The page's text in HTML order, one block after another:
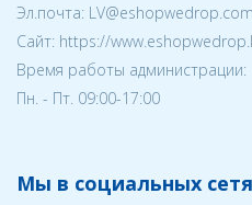
Эл.почта: LV@eshopwedrop.com
Cайт: https://
Время работы администрации:
Пн. - Пт. 09:00-17:00
Мы в социальных